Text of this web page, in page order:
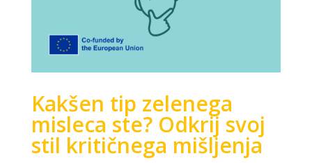
Kakšen tip zelenega
misleca ste? Odkrij svoj
stil kritičnega mišljenja